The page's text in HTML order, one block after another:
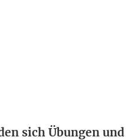
sich Übungen und